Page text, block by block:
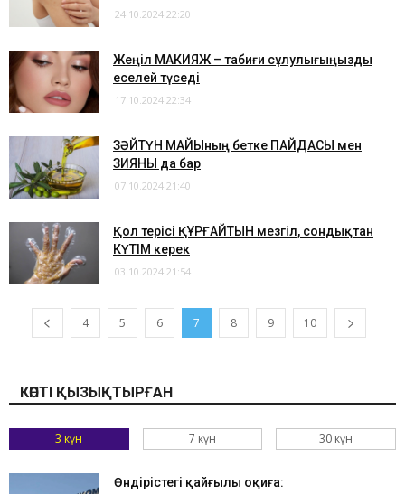
24.10.2024 22:20
​Жеңіл МАКИЯЖ – табиғи сұлулығыңызды
еселей түседі
17.10.2024 22:34
​ЗӘЙТҮН МАЙЫның бетке ПАЙДАСЫ мен
ЗИЯНЫ да бар
07.10.2024 21:40
​Қол терісі ҚҰРҒАЙТЫН мезгіл, сондықтан
КҮТІМ керек
03.10.2024 21:54
4 5 6 7 8 9 10
КӨПТІ ҚЫЗЫҚТЫРҒАН
3 күн 7 күн 30 күн
Өндірістегі қайғылы оқиға: